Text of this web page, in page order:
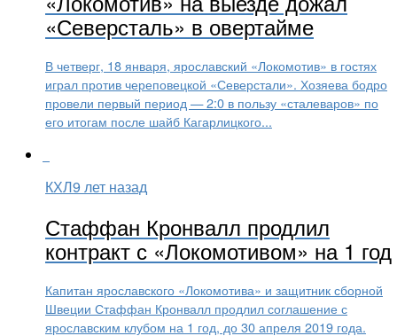
«Северсталь» в овертайме
В четверг, 18 января, ярославский «Локомотив» в гостях
играл против череповецкой «Северстали». Хозяева бодро
провели первый период — 2:0 в пользу «сталеваров» по
его итогам после шайб Кагарлицкого...
КХЛ9 лет назад
Стаффан Кронвалл продлил
контракт с «Локомотивом» на 1 год
Капитан ярославского «Локомотива» и защитник сборной
Швеции Стаффан Кронвалл продлил соглашение с
ярославским клубом на 1 год, до 30 апреля 2019 года.